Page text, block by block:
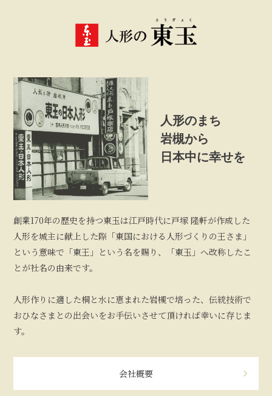
人形のまち
岩槻から
日本中に幸せを
創業170年の歴史を持つ東玉は江戸時代に戸塚 隆軒が作成した
人形を城主に献上した際「東国における人形づくりの王さま」
という意味で「東王」という名を賜り、「東玉」へ改称したこ
とが社名の由来です。
人形作りに適した桐と水に恵まれた岩槻で培った、伝統技術で
おひなさまとの出会いをお手伝いさせて頂ければ幸いに存じま
す。
会社概要